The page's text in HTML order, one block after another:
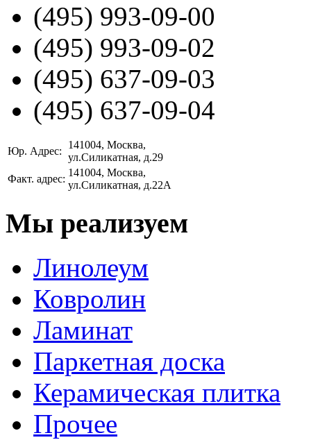
(495) 993-09-00
(495) 993-09-02
(495) 637-09-03
(495) 637-09-04
Юр. Адрес:
141004, Москва,
ул.Силикатная, д.29
Факт. адрес:
141004, Москва,
ул.Силикатная, д.22А
Мы реализуем
Линолеум
Ковролин
Ламинат
Паркетная доска
Керамическая плитка
Прочее